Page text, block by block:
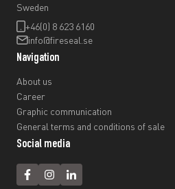
Sweden
+46(0) 8 623 6160
info@fireseal.se
Navigation
About us
Career
Graphic communication
General terms and conditions of sale
Social media